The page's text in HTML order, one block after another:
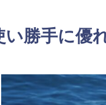
勝手に優